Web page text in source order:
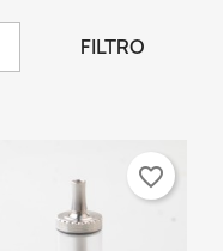
FILTRO
favorite_border